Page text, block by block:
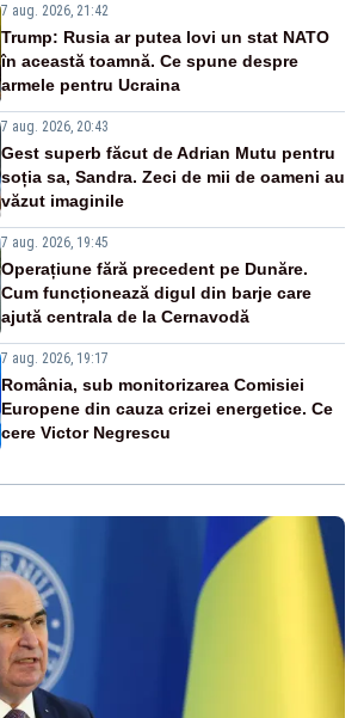
7 aug. 2026, 21:42
Trump: Rusia ar putea lovi un stat NATO
în această toamnă. Ce spune despre
armele pentru Ucraina
7 aug. 2026, 20:43
Gest superb făcut de Adrian Mutu pentru
soția sa, Sandra. Zeci de mii de oameni au
văzut imaginile
7 aug. 2026, 19:45
Operațiune fără precedent pe Dunăre.
Cum funcționează digul din barje care
ajută centrala de la Cernavodă
7 aug. 2026, 19:17
România, sub monitorizarea Comisiei
Europene din cauza crizei energetice. Ce
cere Victor Negrescu